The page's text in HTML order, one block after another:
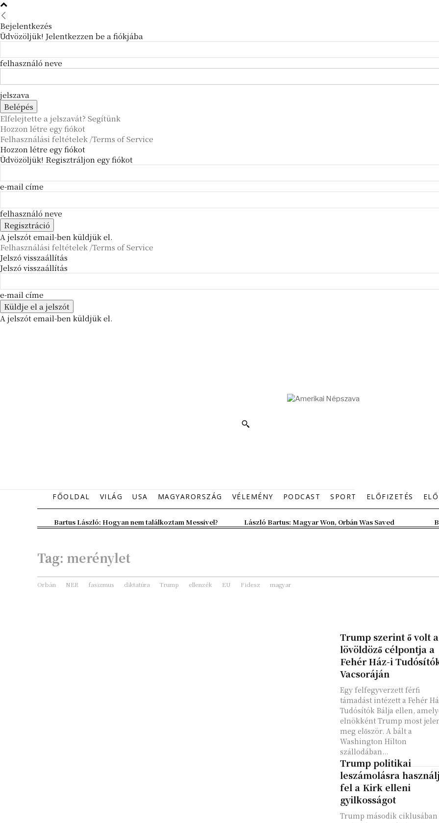
Bejelentkezés
Üdvözöljük! Jelentkezzen be a fiókjába
felhasználó neve
jelszava
Elfelejtette a jelszavát? Segítünk
Hozzon létre egy fiókot
Felhasználási feltételek /Terms of Service
Hozzon létre egy fiókot
Üdvözöljük! Regisztráljon egy fiókot
e-mail címe
felhasználó neve
A jelszót email-ben küldjük el.
Felhasználási feltételek /Terms of Service
Jelszó visszaállítás
Jelszó visszaállítás
e-mail címe
A jelszót email-ben küldjük el.
FŐOLDAL VILÁG USA MAGYARORSZÁG VÉLEMÉNY PODCAST SPORT ELŐFIZETÉS
Bartus László: Hogyan nem találkoztam Messivel? László Bartus: Magyar Won, Orbán Was Saved
Tag: merénylet
Orbán NER fasizmus diktatúra Trump ellenzék EU Fidesz magyar
Trump szerint ő volt a
lövöldöző célpontja a
Fehér Ház-i
Vacsoráján
Egy felfegyverzett férfi
támadást intézett a Fehér
Tudósítók Bálja ellen,
elnökként Trump most
meg először. A bált a
Washington Hilton
szállodában...
Trump politikai
leszámolásra
fel a Kirk elleni
gyilkosságot
Trump második ciklusában